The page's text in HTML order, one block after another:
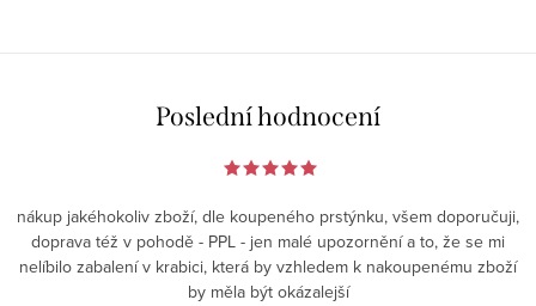
Poslední hodnocení
nákup jakéhokoliv zboží, dle koupeného prstýnku, všem doporučuji,
doprava též v pohodě - PPL - jen malé upozornění a to, že se mi
nelíbilo zabalení v krabici, která by vzhledem k nakoupenému zboží
by měla být okázalejší